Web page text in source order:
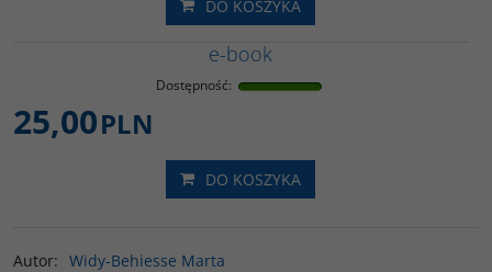
DO KOSZYKA
e-book
Dostępność:
25,00PLN
DO KOSZYKA
Autor: Widy-Behiesse Marta